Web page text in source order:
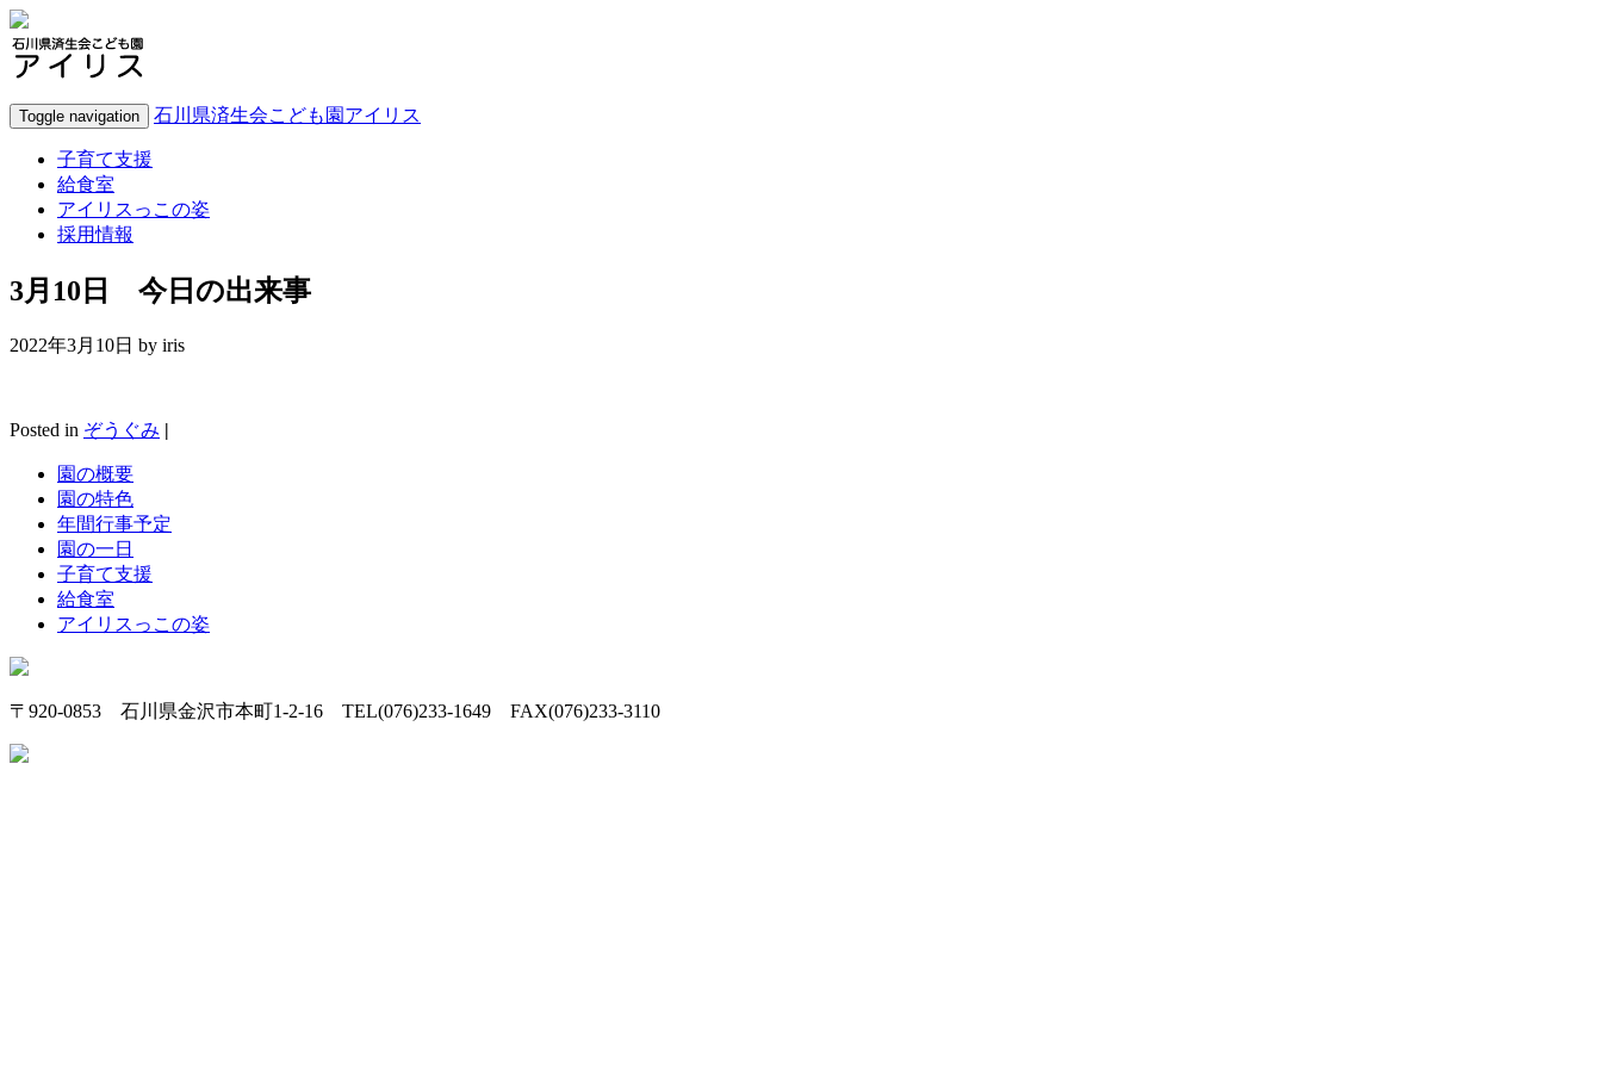
Toggle navigation 石川県済生会こども園アイリス
子育て支援
給食室
アイリスっこの姿
採用情報
3月10日 今日の出来事
2022年3月10日 by iris
Posted in ぞうぐみ |
園の概要
園の特色
年間行事予定
園の一日
子育て支援
給食室
アイリスっこの姿
〒920-0853 石川県金沢市本町1-2-16 TEL(076)233-1649 FAX(076)233-3110